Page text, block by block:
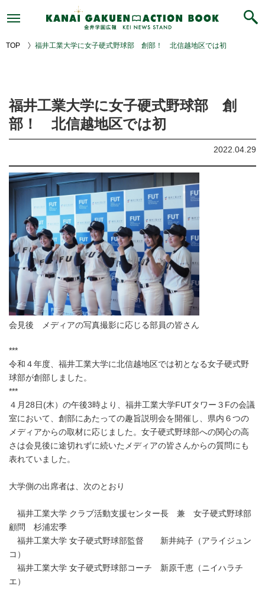
井
工
学
部
部！
KANAIGAKUEN
ACTION
TOP 福井工業大学に女子硬式野球部 創部！ 北信越地区では初
福井工業大学に女子硬式野球部 創
部！ 北信越地区では初
2022.04.29
会見後 メディアの写真撮影に応じる部員の皆さん
***
令和４年度、福井工業大学に北信越地区では初となる女子硬式野
球部が創部しました。
***
４月28日(木）の午後3時より、福井工業大学FUTタワー３Fの会議
室において、創部にあたっての趣旨説明会を開催し、県内６つの
メディアからの取材に応じました。女子硬式野球部への関心の高
さは会見後に途切れずに続いたメディアの皆さんからの質問にも
表れていました。
大学側の出席者は、次のとおり
福井工業大学 クラブ活動支援センター長 兼 女子硬式野球部
顧問 杉浦宏季
福井工業大学 女子硬式野球部監督 新井純子（アライジュン
コ）
福井工業大学 女子硬式野球部コーチ 新原千恵（ニイハラチ
エ）